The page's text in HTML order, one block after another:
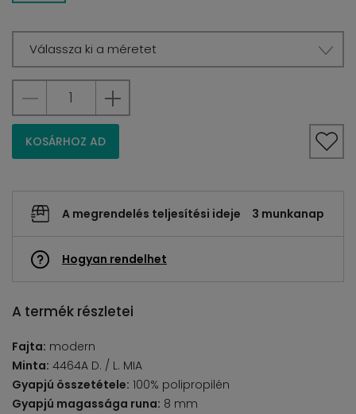
Válassza ki a méretet
KOSÁRHOZ AD
A megrendelés teljesítési ideje 3 munkanap
Hogyan rendelhet
A termék részletei
Fajta: modern
Minta: 4464A D. / L. MIA
Gyapjú összetétele: 100% polipropilén
Gyapjú magassága runa: 8 mm